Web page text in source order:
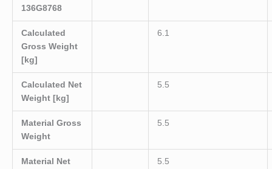
136G8768
Calculated
Gross Weight
[kg]
6.1
Calculated Net
Weight [kg]
5.5
Material Gross
Weight
5.5
Material Net 5.5